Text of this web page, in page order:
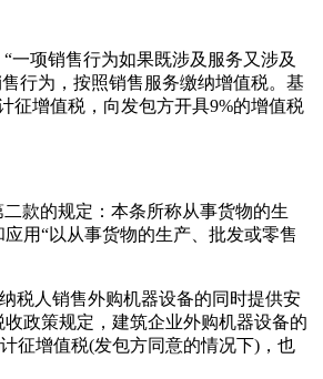
项销售行为如果既涉及服务又涉及
行为，按照销售服务缴纳增值税。基
征增值税，向发包方开具9%的增值税
款的规定：本条所称从事货物的生
用“以从事货物的生产、批发或零售
税人销售外购机器设备的同时提供安
政策规定，建筑企业外购机器设备的
征增值税(发包方同意的情况下)，也